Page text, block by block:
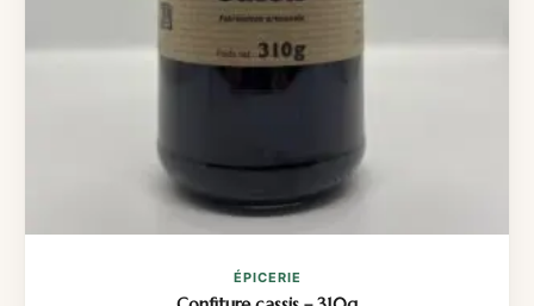
ÉPICERIE